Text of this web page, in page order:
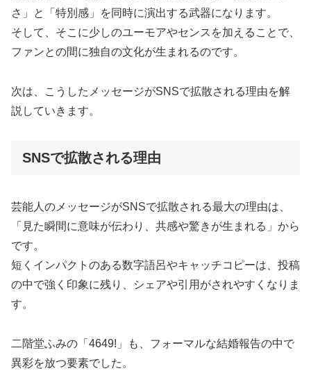
さ」と「特別感」を同時に演出する武器になります。
そして、そこに少しのユーモアやセンスを加えることで、
ファンとの間に独自の文化が生まれるのです。
次は、こうしたメッセージがSNSで拡散される理由を解
説していきます。
SNSで拡散される理由
芸能人のメッセージがSNSで拡散される最大の理由は、
「見た瞬間に意味が伝わり、共感や驚きが生まれる」から
です。
短くインパクトのある数字語呂やキャッチコピーは、投稿
の中で強く印象に残り、シェアや引用がされやすくなりま
す。
二階堂ふみの「4649!」も、フォーマルな結婚報告の中で
異彩を放つ要素でした。